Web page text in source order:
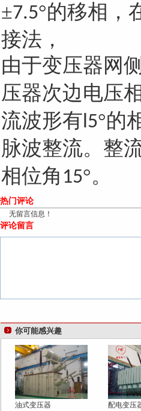
±7.5°的移相，
接法，
由于变压器网
压器次边电压
流波形有l5°的
脉波整流。整
相位角 15°。
热门评论
无留言信息！
评论留言
你可能感兴趣
油式变压器
配电变压